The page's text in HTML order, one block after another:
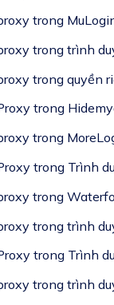
trong
trong trình
trong quyền
trong
trong
trong Trình
trong
trong trình
trong Trình
trong trình